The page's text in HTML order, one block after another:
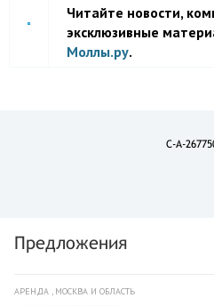
Читайте новости,
эксклюзивные
Моллы.ру.
C-A-
Предложения
АРЕНДА , МОСКВА И ОБЛАСТЬ